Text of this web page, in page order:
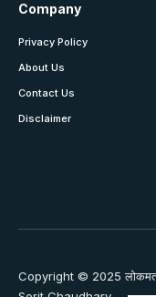
Company
Privacy Policy
About Us
Contact Us
Disclaimer
Copyright © 2025